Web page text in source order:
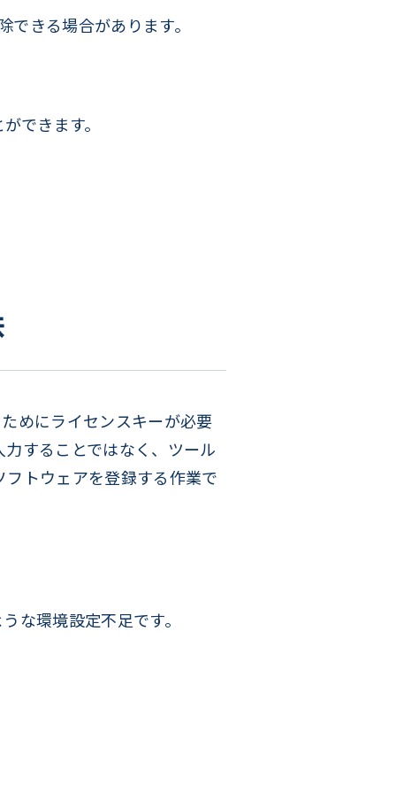
きる場合があります。
できます。
めにライセンスキーが必要
することではなく、ツール
トウェアを登録する作業で
な環境設定不足です。